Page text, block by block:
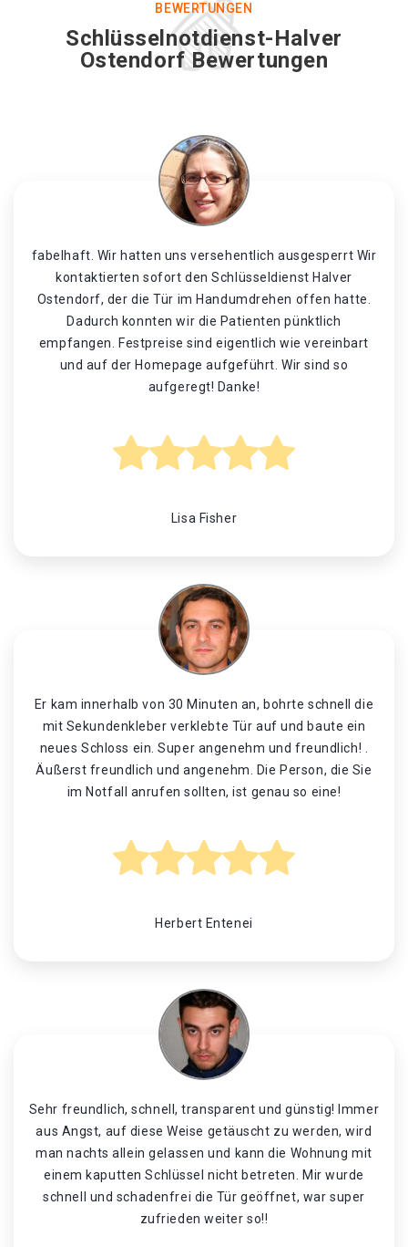
BEWERTUNGEN
Schlüsselnotdienst-Halver
Ostendorf Bewertungen
fabelhaft. Wir hatten uns versehentlich ausgesperrt Wir
kontaktierten sofort den Schlüsseldienst Halver
Ostendorf, der die Tür im Handumdrehen offen hatte.
Dadurch konnten wir die Patienten pünktlich
empfangen. Festpreise sind eigentlich wie vereinbart
und auf der Homepage aufgeführt. Wir sind so
aufgeregt! Danke!
Lisa Fisher
Er kam innerhalb von 30 Minuten an, bohrte schnell die
mit Sekundenkleber verklebte Tür auf und baute ein
neues Schloss ein. Super angenehm und freundlich! .
Äußerst freundlich und angenehm. Die Person, die Sie
im Notfall anrufen sollten, ist genau so eine!
Herbert Entenei
Sehr freundlich, schnell, transparent und günstig! Immer
aus Angst, auf diese Weise getäuscht zu werden, wird
man nachts allein gelassen und kann die Wohnung mit
einem kaputten Schlüssel nicht betreten. Mir wurde
schnell und schadenfrei die Tür geöffnet, war super
zufrieden weiter so!!